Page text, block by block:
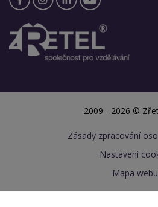
2009 - 2026 ©
Zásady zpracování
Nastavení
Mapa webu